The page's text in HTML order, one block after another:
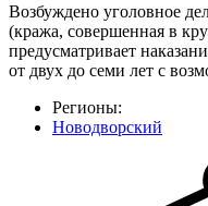
Возбуждено уголовное
(кража, совершенная в
предусматривает
от двух до семи лет с
Регионы:
Новодворский